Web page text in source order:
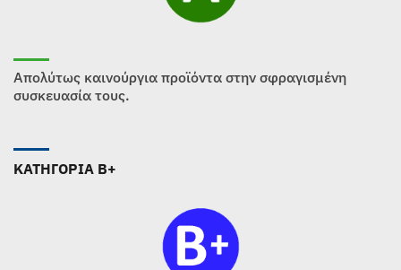
Απολύτως καινούργια προϊόντα στην σφραγισμένη
συσκευασία τους.
ΚΑΤΗΓΟΡΙΑ B+